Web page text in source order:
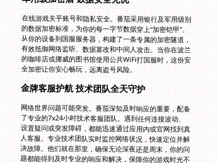
在线游戏关乎账号和隐私安全。番茄采用银行及军用级别
的数据加密标准，为你的每一字节数据穿上“加密铠甲”。
从你的设备到国服服务器，构建了一条专属的加密隧道，
有效抵御网络监听、数据篡改和中间人攻击。当你在波兰
的咖啡店或挪威的图书馆使用公共WiFi打国服时，这份安
全加密让你安心畅玩，远离盗号风险。
金牌客服护航 技术团队全天守护
网络世界问题可能突发。番茄深知及时响应的重要，配备
了专业的7x24小时技术客服团队。遇到任何连接波动、
设置疑问或突发障碍，都能迅速通过应用内或官网找到真
人客服。专业技术团队实时监控网络状况，快速定位并解
决故障。他们就在那里，确保无论深夜还是周末，你的问
题都能得到及时专业的响应和解决，保障你的游戏时光不